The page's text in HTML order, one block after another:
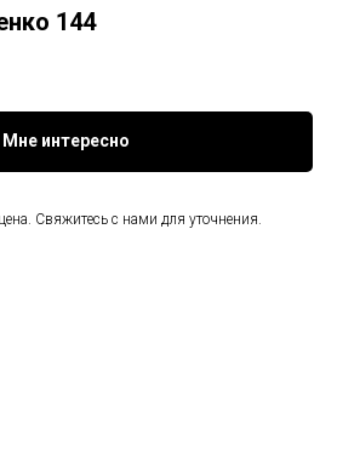
144
Мне интересно
Свяжитесь с нами для уточнения.